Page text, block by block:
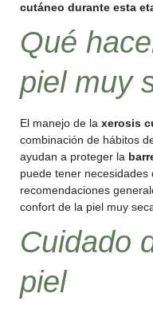
cutáneo durante esta
Qué
piel muy
El manejo de la xerosis
combinación de hábitos
ayudan a proteger la
puede tener
recomendaciones
confort de la piel muy
Cuidado
piel